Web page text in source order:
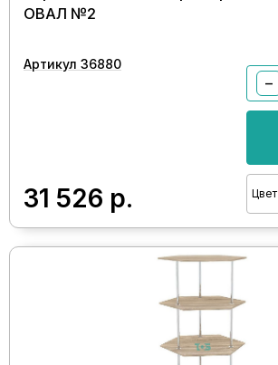
ОВАЛ №2
Артикул 36880
31 526 р.
−
Цвет